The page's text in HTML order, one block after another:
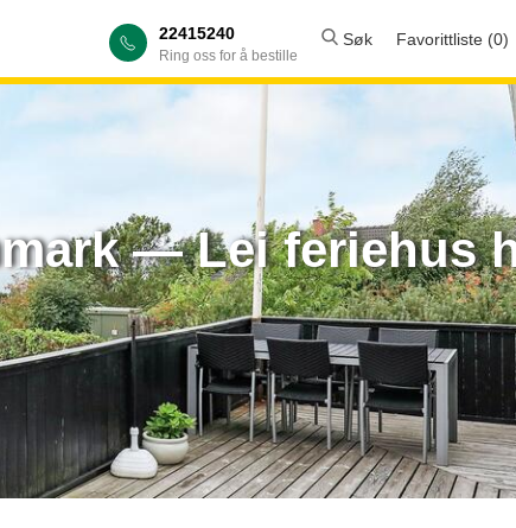
22415240
Ring oss for å bestille
Søk Favorittliste (0)
— Lei feriehus